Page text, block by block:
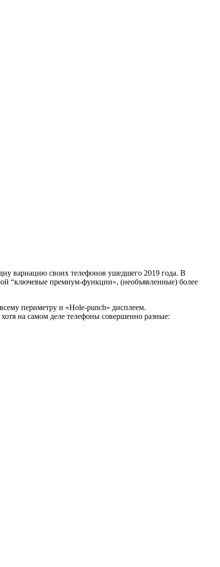
вариацию своих телефонов ушедшего 2019 года. В
“ключевые премиум-функции», (необъявленные) более
периметру и «Hole-punch» дисплеем.
на самом деле телефоны совершенно разные: